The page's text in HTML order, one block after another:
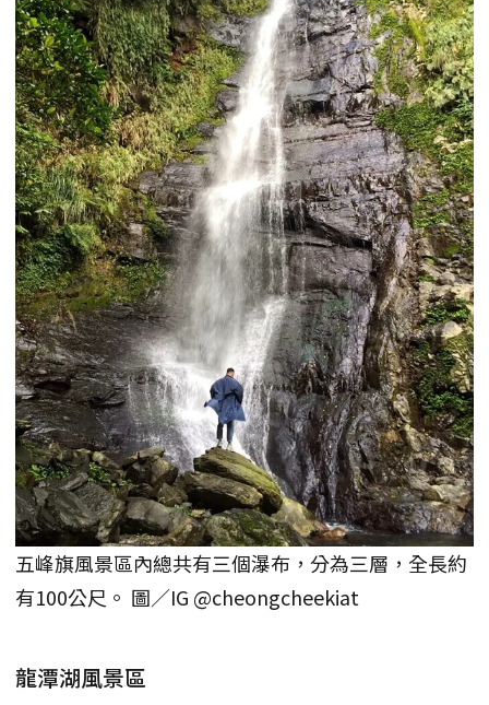
五峰旗風景區內總共有三個瀑布，分為三層，全長約
有100公尺。 圖／IG @cheongcheekiat
龍潭湖風景區